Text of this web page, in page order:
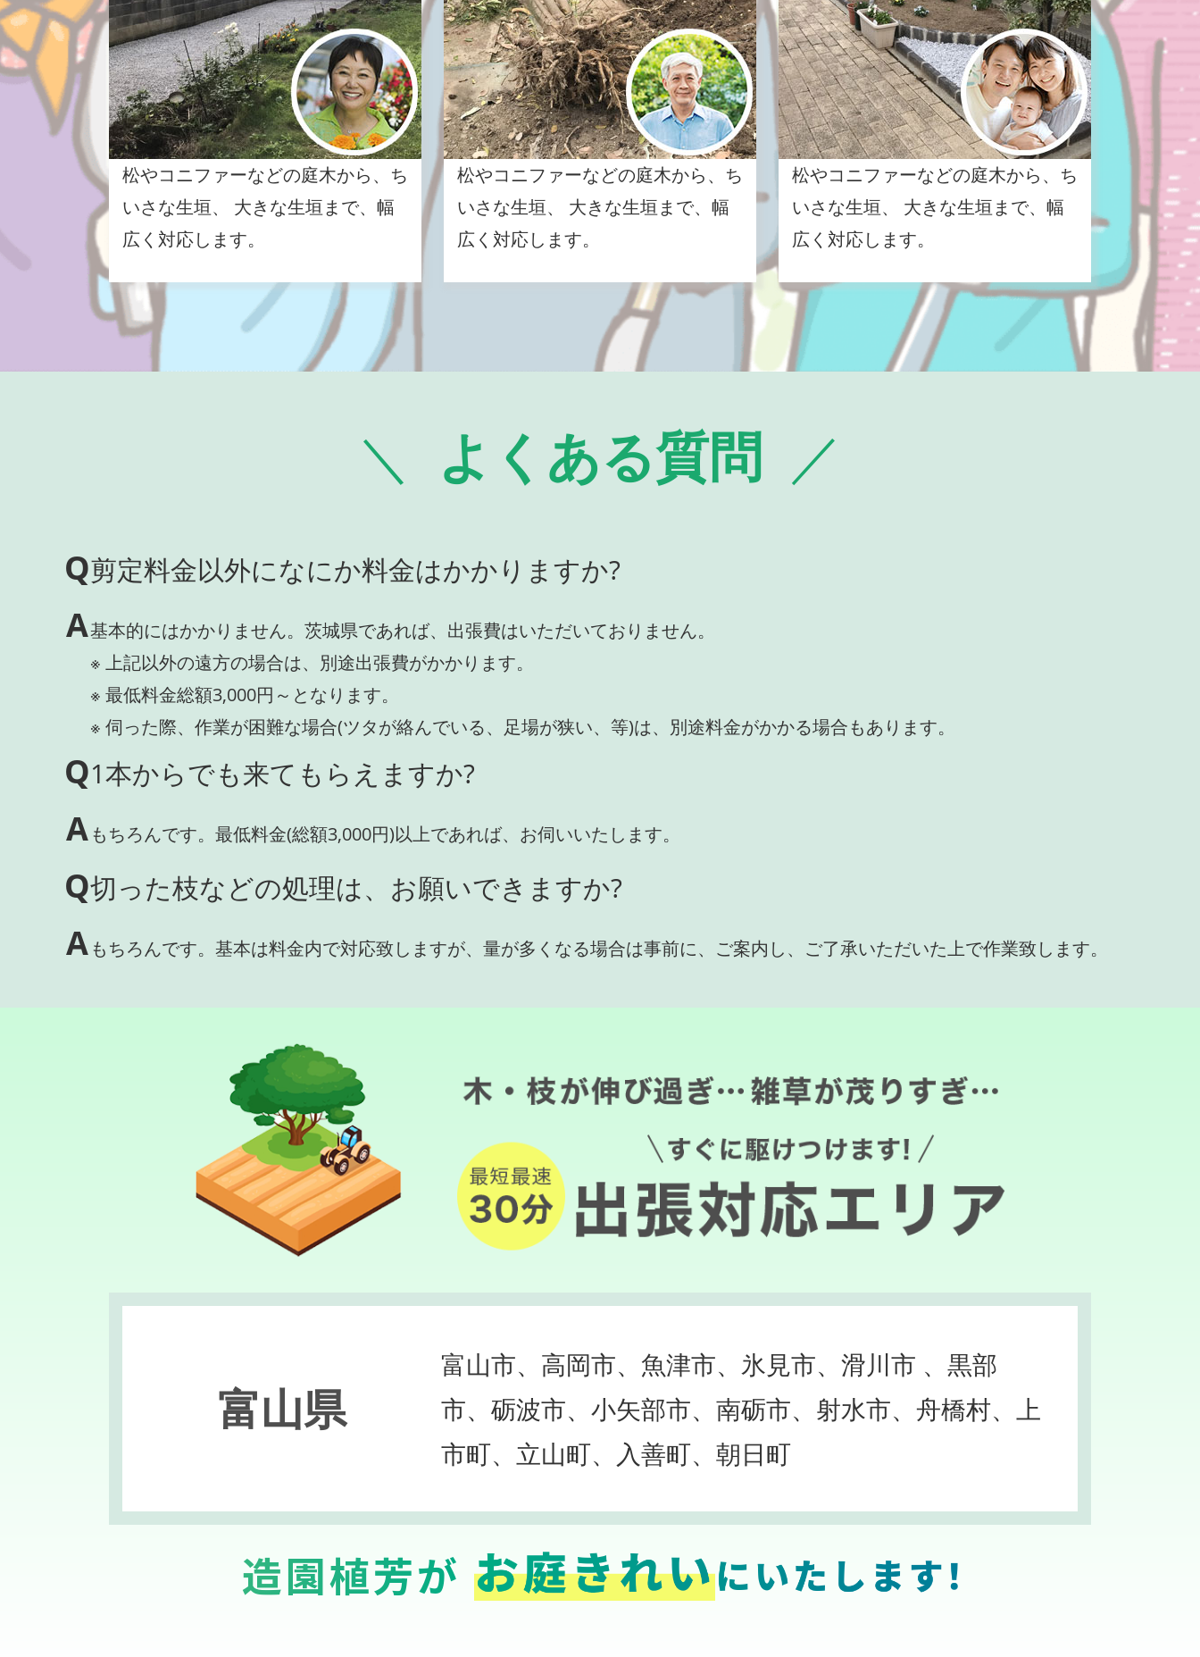
松やコニファーなどの庭木から、ち
いさな生垣、 大きな生垣まで、幅
広く対応します。
松やコニファーなどの庭木から、ち
いさな生垣、 大きな生垣まで、幅
広く対応します。
松やコニファーなどの庭木から、ち
いさな生垣、 大きな生垣まで、幅
広く対応します。
よくある質問
Q剪定料金以外になにか料金はかかりますか?
A基本的にはかかりません。茨城県であれば、出張費はいただいておりません。
※ 上記以外の遠方の場合は、別途出張費がかかります。
※ 最低料金総額3,000円～となります。
※ 伺った際、作業が困難な場合(ツタが絡んでいる、足場が狭い、等)は、別途料金がかかる場合もあります。
Q1本からでも来てもらえますか?
Aもちろんです。最低料金(総額3,000円)以上であれば、お伺いいたします。
Q切った枝などの処理は、お願いできますか?
Aもちろんです。基本は料金内で対応致しますが、量が多くなる場合は事前に、ご案内し、ご了承いただいた上で作業致します。
富山県
富山市、高岡市、魚津市、氷見市、滑川市 、黒部
市、砺波市、小矢部市、南砺市、射水市、舟橋村、上
市町、立山町、入善町、朝日町
造園植芳が